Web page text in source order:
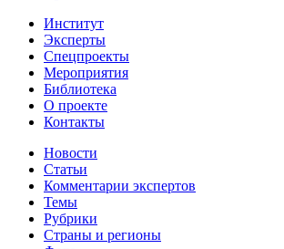
Институт
Эксперты
Спецпроекты
Мероприятия
Библиотека
О проекте
Контакты
Новости
Статьи
Комментарии экспертов
Темы
Рубрики
Страны и регионы